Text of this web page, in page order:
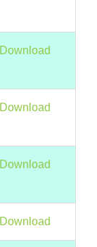
Download
Download
Download
Download